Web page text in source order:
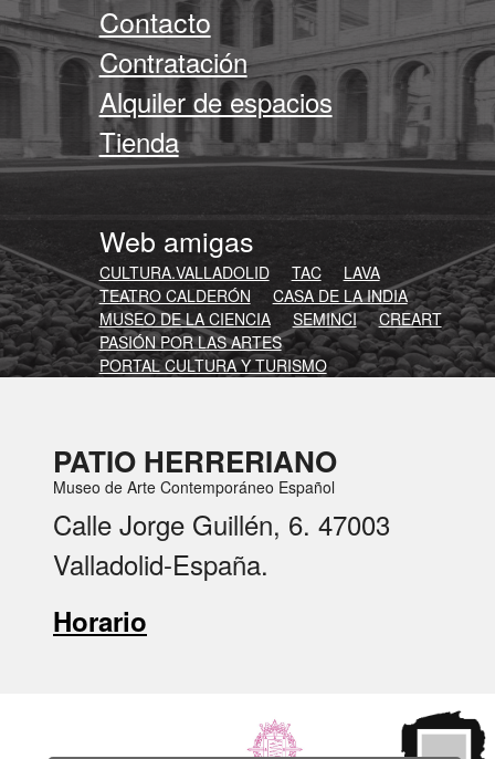
Contacto
Contratación
Alquiler de espacios
Tienda
Web amigas
CULTURA.VALLADOLID TAC
LAVA
TEATRO CALDERÓN
CASA DE LA INDIA
MUSEO DE LA CIENCIA
SEMINCI
CREART
PASIÓN POR LAS ARTES
PORTAL CULTURA Y TURISMO
PATIO HERRERIANO
Museo de Arte Contemporáneo Español
Calle Jorge Guillén, 6. 47003
Valladolid-España.
Horario